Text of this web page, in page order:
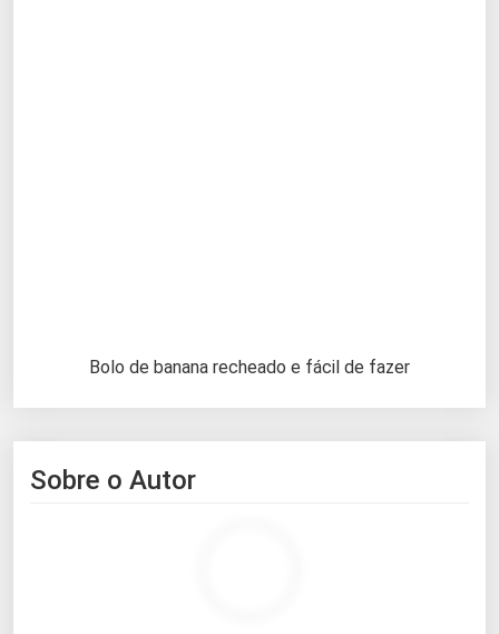
Bolo de banana recheado e fácil de fazer
Sobre o Autor